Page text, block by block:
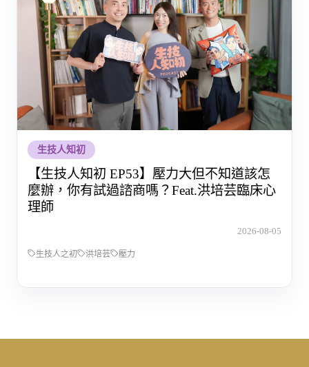
生技人知初
【生技人知初 EP53】壓力大但不知道該怎
麼辦，你有試過諮商嗎？Feat.洪培芸臨床心
理師
2026-08-05
生技人之初 洪培芸 壓力